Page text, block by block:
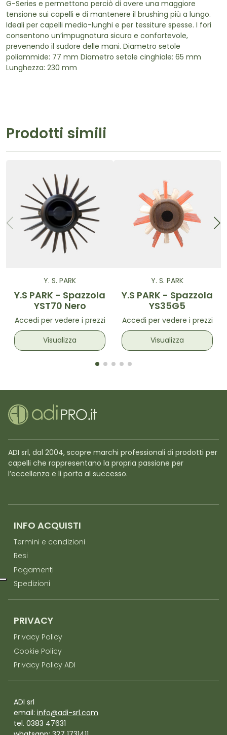
G-Series e permettono perciò di avere una maggiore
tensione sui capelli e di mantenere il brushing più a lungo.
Ideali per capelli medio-lunghi e per tessiture spesse. I fori
consentono un’impugnatura sicura e confortevole,
prevenendo il sudore delle mani. Diametro setole
poliammide: 77 mm Diametro setole cinghiale: 65 mm
Lunghezza: 230 mm
Prodotti simili
Y. S. PARK
Y.S PARK - Spazzola
YST70 Nero
Accedi per vedere i prezzi
Visualizza
Y. S. PARK
Y.S PARK - Spazzola
YS35G5
Accedi per vedere i prezzi
Visualizza
ADI srl, dal 2004, scopre marchi professionali di prodotti per
capelli che rappresentano la propria passione per
l’eccellenza e li porta al successo.
INFO ACQUISTI
Termini e condizioni
Resi
Pagamenti
Spedizioni
PRIVACY
Privacy Policy
Cookie Policy
Privacy Policy ADI
ADI srl
email: info@adi-srl.com
tel. 0383 47631